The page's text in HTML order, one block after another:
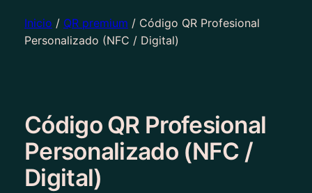
Inicio / QR premium / Código QR Profesional
Personalizado (NFC / Digital)
Código QR Profesional
Personalizado (NFC /
Digital)